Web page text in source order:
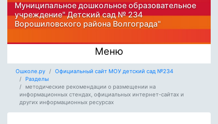
Муниципальное дошкольное образовательное
учреждение" Детский сад № 234
Ворошиловского района Волгограда"
Меню
Ошколе.ру
Официальный сайт МОУ детский сад №234
Разделы
методические рекомендации о размещении на
информационных стендах, официальных интернет-сайтах и
других информационных ресурсах